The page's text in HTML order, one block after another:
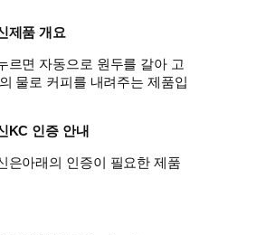
제품 개요
르면 자동으로 원두를 갈아 고
물로 커피를 내려주는 제품입
KC 인증 안내
은아래의 인증이 필요한 제품